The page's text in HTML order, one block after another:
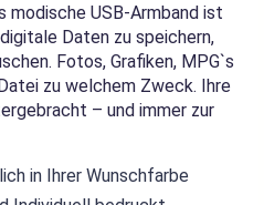
modische USB-Armband ist
Daten zu speichern,
Fotos, Grafiken, MPG`s
zu welchem Zweck. Ihre
– und immer zur
in Ihrer Wunschfarbe